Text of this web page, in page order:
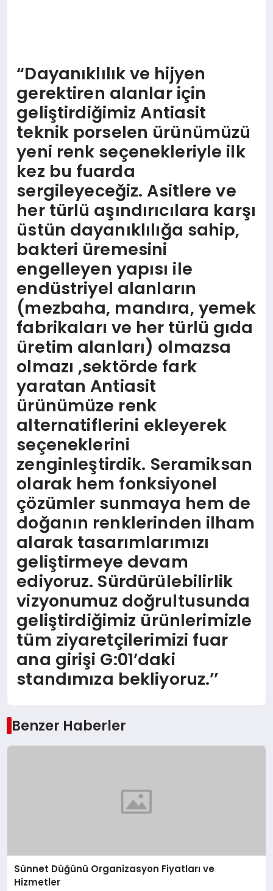
“Dayanıklılık ve hijyen
gerektiren alanlar için
geliştirdiğimiz Antiasit
teknik porselen ürünümüzü
yeni renk seçenekleriyle ilk
kez bu fuarda
sergileyeceğiz. Asitlere ve
her türlü aşındırıcılara karşı
üstün dayanıklılığa sahip,
bakteri üremesini
engelleyen yapısı ile
endüstriyel alanların
(mezbaha, mandıra, yemek
fabrikaları ve her türlü gıda
üretim alanları) olmazsa
olmazı ,sektörde fark
yaratan Antiasit
ürünümüze renk
alternatiflerini ekleyerek
seçeneklerini
zenginleştirdik. Seramiksan
olarak hem fonksiyonel
çözümler sunmaya hem de
doğanın renklerinden ilham
alarak tasarımlarımızı
geliştirmeye devam
ediyoruz. Sürdürülebilirlik
vizyonumuz doğrultusunda
geliştirdiğimiz ürünlerimizle
tüm ziyaretçilerimizi fuar
ana girişi G:01’daki
standımıza bekliyoruz.’’
Benzer Haberler
Sünnet Düğünü Organizasyon Fiyatları ve
Hizmetler